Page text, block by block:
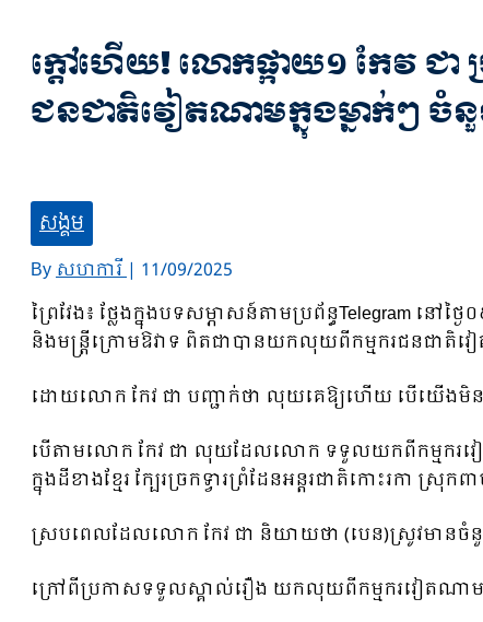
ក្តៅហើយ! លោកផ្កាយ១ កែវ ជ
ជនជាតិវៀតណាមក្នុងម្នាក់ៗ
សង្គម
Byសហការី| 11/09/2025
ព្រៃវែង៖ ថ្លែងក្នុងបទសម្ភាសន៍តាមប្រព័ន្ធTelegram ន
និងមន្ត្រីក្រោមឱវាទ ពិតជាបានយកលុយពីកម្មករជនជាតិ
ដោយលោក កែវ ជា បញ្ជាក់ថា លុយគេឱ្យហើយ បើយើងមិ
បើតាមលោក កែវ ជា លុយដែលលោក ទទួលយកពីកម្មករវៀត
ក្នុងដីខាងខ្មែរ ក្បែរច្រកទ្វារព្រំដែនអន្តរជាតិកោះរកា ស្រុកព
ស្របពេលដែលលោក កែវ ជា និយាយថា (បេន)ស្រូវមានចំនួន
ក្រៅពីប្រកាសទទួលស្គាល់រឿង យកលុយពីកម្មករវៀតណាម.ល